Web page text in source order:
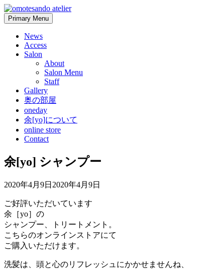
Skip
to
content
Primary Menu
News
Access
Salon
About
Salon Menu
Staff
Gallery
奥の部屋
oneday
余[yo]について
online store
Contact
余[yo] シャンプー
2020年4月9日 2020年4月9日
ご好評いただいています
余［yo］の
シャンプー、トリートメント。
こちらのオンラインストアにて
ご購入いただけます。
洗髪は、頭と心のリフレッシュにかかせませんね、